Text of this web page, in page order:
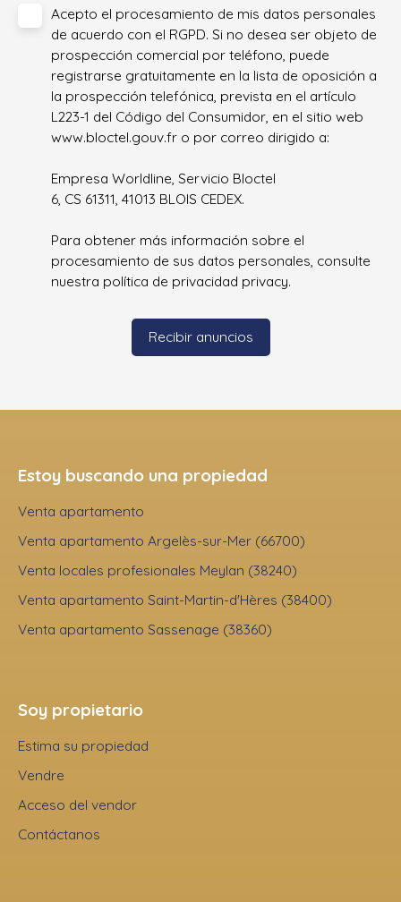
Acepto el procesamiento de mis datos personales
de acuerdo con el RGPD. Si no desea ser objeto de
prospección comercial por teléfono, puede
registrarse gratuitamente en la lista de oposición a
la prospección telefónica, prevista en el artículo
L223-1 del Código del Consumidor, en el sitio web
www.bloctel.gouv.fr o por correo dirigido a:
Empresa Worldline, Servicio Bloctel
6, CS 61311, 41013 BLOIS CEDEX.
Para obtener más información sobre el
procesamiento de sus datos personales, consulte
nuestra política de privacidad privacy.
Recibir anuncios
Estoy buscando una propiedad
Venta apartamento
Venta apartamento Argelès-sur-Mer (66700)
Venta locales profesionales Meylan (38240)
Venta apartamento Saint-Martin-d'Hères (38400)
Venta apartamento Sassenage (38360)
Soy propietario
Estima su propiedad
Vendre
Acceso del vendor
Contáctanos